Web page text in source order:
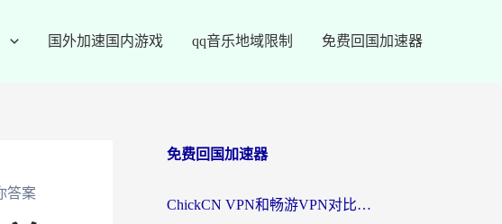
国外加速国内游戏 qq音乐地域限制 免费回国加速器
答案
免费回国加速器
ChickCN VPN和畅游VPN对比哪个回国效果更好？海外党必看的回国加速器选择指南